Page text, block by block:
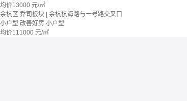
均价13000 元/㎡
余杭区 乔司板块 | 余杭杭海路与一号路交叉口
小户型 改善好房 小户型
均价111000 元/㎡